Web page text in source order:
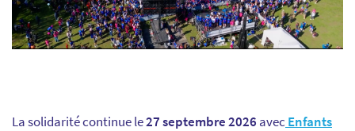
La solidarité continue le27 septembre 2026 avec Enfants